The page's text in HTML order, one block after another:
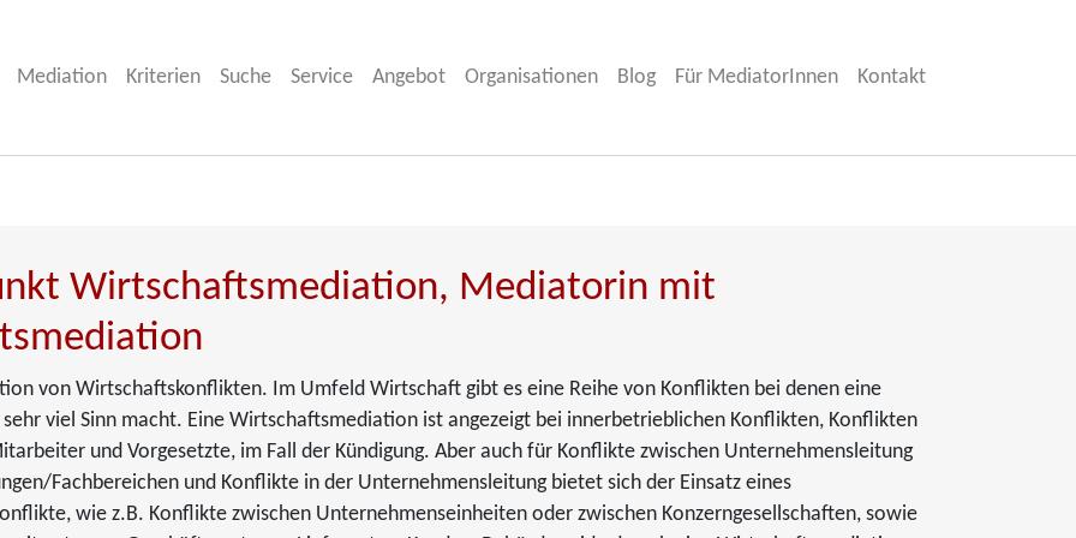
Mediation Kriterien Suche Service Angebot Organisationen Blog Für MediatorInnen Kontakt
Wirtschaftsmediation, Mediatorin mit
von Wirtschaftskonflikten. Im Umfeld Wirtschaft gibt es eine Reihe von Konflikten bei denen eine
viel Sinn macht. Eine Wirtschaftsmediation ist angezeigt bei innerbetrieblichen Konflikten, Konflikten
und Vorgesetzte, im Fall der Kündigung. Aber auch für Konflikte zwischen Unternehmensleitung
Fachbereichen und Konflikte in der Unternehmensleitung bietet sich der Einsatz eines
wie z.B. Konflikte zwischen Unternehmenseinheiten oder zwischen Konzerngesellschaften, sowie